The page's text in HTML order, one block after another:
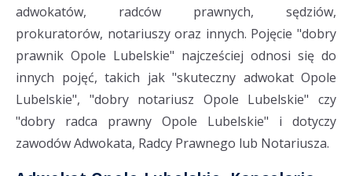
adwokatów, radców prawnych, sędziów,
prokuratorów, notariuszy oraz innych. Pojęcie "dobry
prawnik Opole Lubelskie" najcześciej odnosi się do
innych pojęć, takich jak "skuteczny adwokat Opole
Lubelskie", "dobry notariusz Opole Lubelskie" czy
"dobry radca prawny Opole Lubelskie" i dotyczy
zawodów Adwokata, Radcy Prawnego lub Notariusza.